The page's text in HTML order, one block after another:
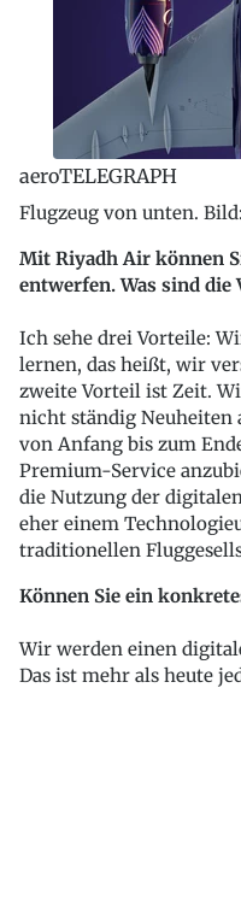
aeroTELEGRAPH
Flugzeug von unten.
Mit Riyadh Air können
entwerfen. Was sind die
Ich sehe drei Vorteile:
lernen, das heißt, wir
zweite Vorteil ist Zeit.
nicht ständig Neuheiten
von Anfang bis zum
Premium-Service
die Nutzung der
eher einem
traditionellen
Können Sie ein
Wir werden einen
Das ist mehr als heute